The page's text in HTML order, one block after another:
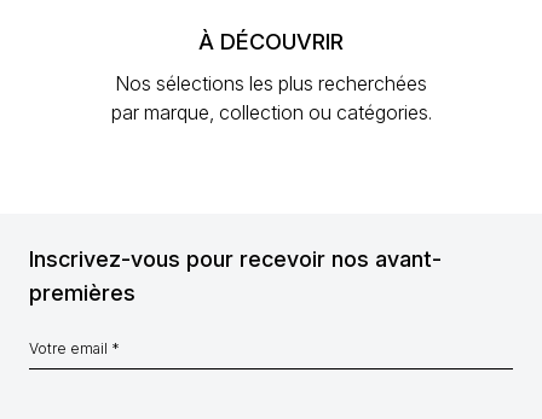
À DÉCOUVRIR
Nos sélections les plus recherchées
par marque, collection ou catégories.
Inscrivez-vous pour recevoir nos avant-
premières